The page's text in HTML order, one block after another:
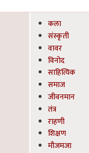
कला
संस्कृती
वावर
विनोद
साहित्यिक
समाज
जीवनमान
तंत्र
राहणी
शिक्षण
मौजमजा